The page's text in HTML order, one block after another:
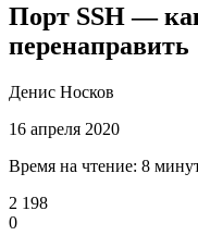
Порт SSH —
перенаправить
Денис Носков
16 апреля 2020
Время на чтение: 8
2 198
0